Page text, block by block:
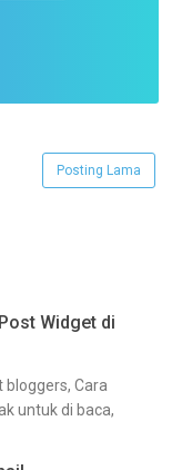
Posting Lama
Widget di
Cara
untuk di baca,